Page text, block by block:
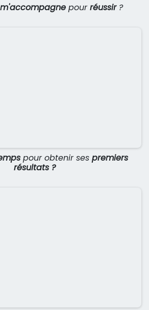
m'accompagne pourréussir?
pour obtenir ses premiers
résultats ?